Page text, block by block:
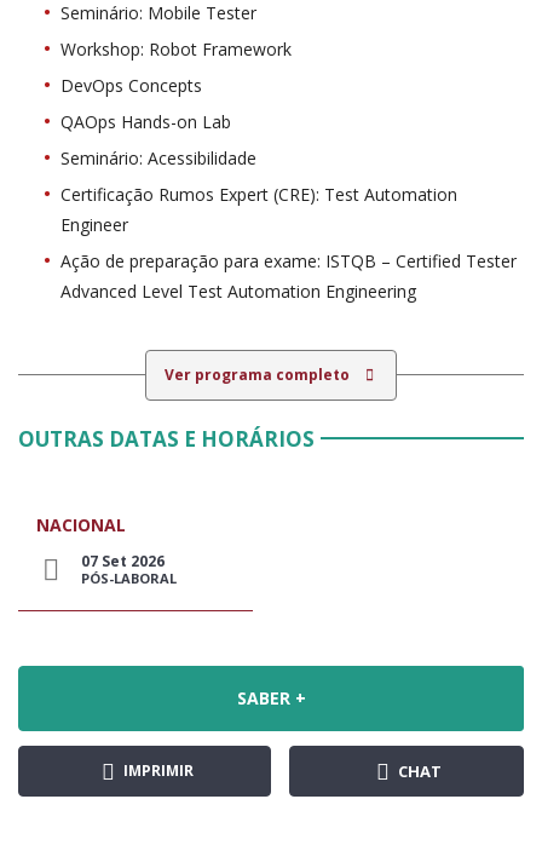
Seminário: Mobile Tester
Workshop: Robot Framework
DevOps Concepts
QAOps Hands-on Lab
Seminário: Acessibilidade
Certificação Rumos Expert (CRE): Test Automation
Engineer
Ação de preparação para exame: ISTQB – Certified Tester
Advanced Level Test Automation Engineering
Ver programa completo
OUTRAS DATAS E HORÁRIOS
NACIONAL
07 Set 2026
PÓS-LABORAL
SABER +
IMPRIMIR CHAT